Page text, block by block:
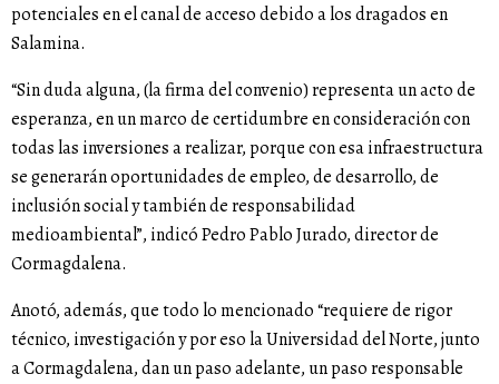
potenciales en el canal de acceso debido a los dragados en
Salamina.
“Sin duda alguna, (la firma del convenio) representa un acto de
esperanza, en un marco de certidumbre en consideración con
todas las inversiones a realizar, porque con esa infraestructura
se generarán oportunidades de empleo, de desarrollo, de
inclusión social y también de responsabilidad
medioambiental”, indicó Pedro Pablo Jurado, director de
Cormagdalena.
Anotó, además, que todo lo mencionado “requiere de rigor
técnico, investigación y por eso la Universidad del Norte, junto
a Cormagdalena, dan un paso adelante, un paso responsable